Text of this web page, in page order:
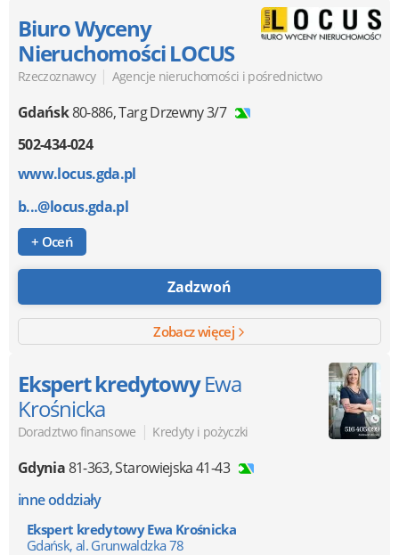
Biuro Wyceny
Nieruchomości LOCUS
Rzeczoznawcy | Agencje nieruchomości i pośrednictwo
Gdańsk80-886,Targ Drzewny 3/7
502-434-024
www.locus.gda.pl
b...@locus.gda.pl
+ Oceń
Zadzwoń
Zobacz więcej
Ekspert kredytowyEwa
Krośnicka
Doradztwo finansowe | Kredyty i pożyczki
Gdynia81-363,Starowiejska 41-43
inne oddziały
Ekspert kredytowy Ewa Krośnicka
Gdańsk, al. Grunwaldzka 78